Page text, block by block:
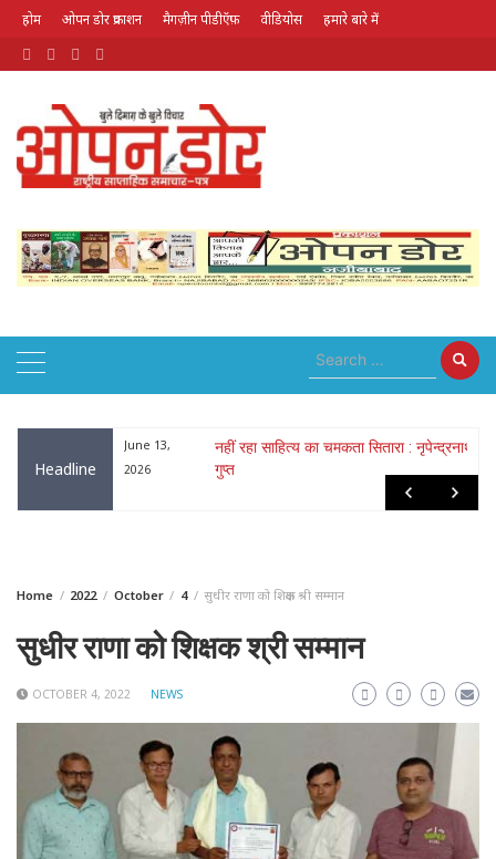
होम ओपन डोर प्रकाशन मैगज़ीन पीडीऍफ़ वीडियोस हमारे बारे में
Headline
May 26,
2026
लोक गायक भरत सिंह भारती हुए पद्मश्री से
सम्मानित
Home 2022 October 4 सुधीर राणा को शिक्षक श्री सम्मान
सुधीर राणा को शिक्षक श्री सम्मान
OCTOBER 4, 2022 NEWS